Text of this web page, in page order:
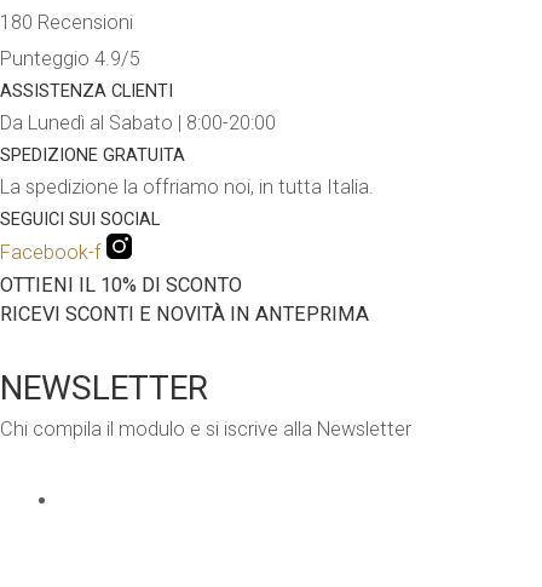
essere
del
180 Recensioni
Punteggio 4.9/5
ASSISTENZA CLIENTI
Da Lunedì al Sabato | 8:00-20:00
SPEDIZIONE GRATUITA
La spedizione la offriamo noi, in tutta Italia.
SEGUICI SUI SOCIAL
Facebook-f
OTTIENI IL 10% DI SCONTO
RICEVI SCONTI E NOVITÀ IN ANTEPRIMA
NEWSLETTER
Chi compila il modulo e si iscrive alla Newsletter